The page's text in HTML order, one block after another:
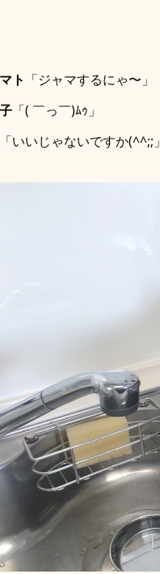
ト 「ジャマするにゃ〜」
「( ￣っ￣)ﾑｩ」
いいじゃないですか(^^;;」